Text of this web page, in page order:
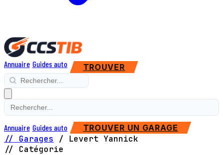
Annuaire Guides auto TROUVER
Annuaire Guides auto TROUVER UN GARAGE
// Garages /
Levert Yannick
// Catégorie